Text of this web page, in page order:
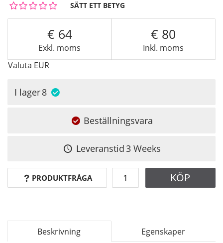
SÄTT ETT BETYG
Exkl. moms
64
Inkl. moms
80
Valuta EUR
I lager8
Beställningsvara
Leveranstid3 Weeks
PRODUKTFRÅGA KÖP
Beskrivning Egenskaper